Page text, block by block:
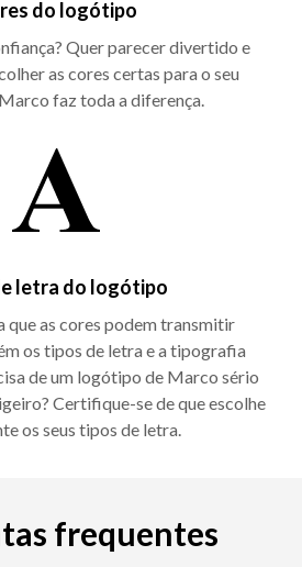
do logótipo
Quer parecer divertido e
as cores certas para o seu
faz toda a diferença.
letra do logótipo
que as cores podem transmitir
os tipos de letra e a tipografia
de um logótipo de Marco sério
Certifique-se de que escolhe
os seus tipos de letra.
frequentes